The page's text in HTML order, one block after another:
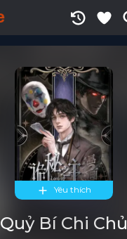
Yêu thích
Quỷ Bí Chi Chủ